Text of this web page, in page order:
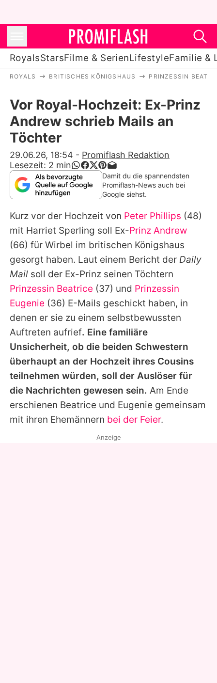
RoyalsStarsFilme & SerienLifestyleFamilie &
Stars
Filme & Serien
Lifestyle
Familie & Liebe
Promiflash Exklusiv
Alle Themen auf Promiflash
Jobs
App runterladen
Team
Redaktionelle Richtlinien
Impressum
Datenschutzerklärung
Utiq verwalten
ROYALS BRITISCHES KÖNIGSHAUS PRINZESSIN
Vor Royal-Hochzeit: Ex-Prinz
Andrew schrieb Mails an
Töchter
29.06.26, 18:54 - Promiflash Redaktion
Lesezeit: 2 min
Damit du die spannendsten
Promiflash-News auch bei
Google siehst.
Kurz vor der Hochzeit von Peter Phillips (48)
mit Harriet Sperling soll Ex-Prinz Andrew
(66) für Wirbel im britischen Königshaus
gesorgt haben. Laut einem Bericht der Daily
Mail soll der Ex-Prinz seinen Töchtern
Prinzessin Beatrice (37) und Prinzessin
Eugenie (36) E-Mails geschickt haben, in
denen er sie zu einem selbstbewussten
Auftreten aufrief. Eine familiäre
Unsicherheit, ob die beiden Schwestern
überhaupt an der Hochzeit ihres Cousins
teilnehmen würden, soll der Auslöser für
die Nachrichten gewesen sein. Am Ende
erschienen Beatrice und Eugenie gemeinsam
mit ihren Ehemännern bei der Feier.
Anzeige